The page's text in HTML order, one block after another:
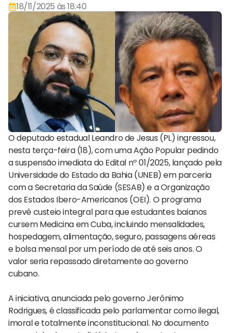
18/11/2025 às 18:40
O deputado estadual Leandro de Jesus (PL) ingressou,
nesta terça-feira (18), com uma Ação Popular pedindo
a suspensão imediata do Edital nº 01/2025, lançado pela
Universidade do Estado da Bahia (UNEB) em parceria
com a Secretaria da Saúde (SESAB) e a Organização
dos Estados Ibero-Americanos (OEI). O programa
prevê custeio integral para que estudantes baianos
cursem Medicina em Cuba, incluindo mensalidades,
hospedagem, alimentação, seguro, passagens aéreas
e bolsa mensal por um período de até seis anos. O
valor seria repassado diretamente ao governo
cubano.
A iniciativa, anunciada pelo governo Jerônimo
Rodrigues, é classificada pelo parlamentar como ilegal,
imoral e totalmente inconstitucional. No documento